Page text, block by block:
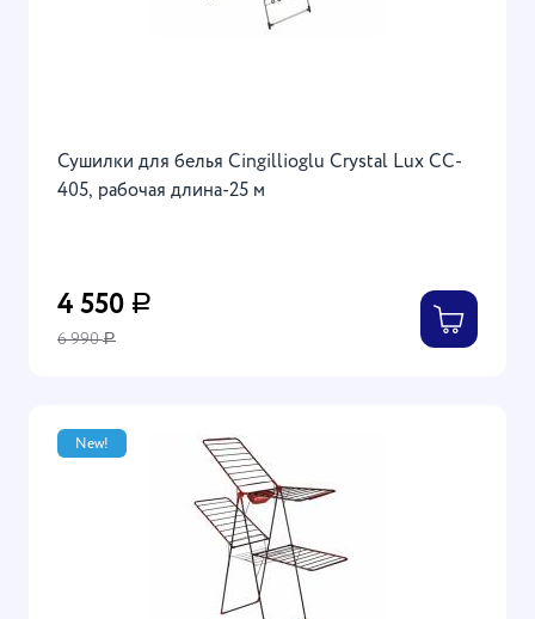
Сушилки для белья Cingillioglu Crystal Lux CC-
405, рабочая длина-25 м
4 550 Р
6 990Р
New!